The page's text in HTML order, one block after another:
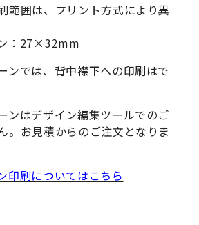
範囲は、プリント方式により異
：27×32mm
ンでは、背中襟下への印刷はで
ンはデザイン編集ツールでのご
。お見積からのご注文となりま
印刷についてはこちら